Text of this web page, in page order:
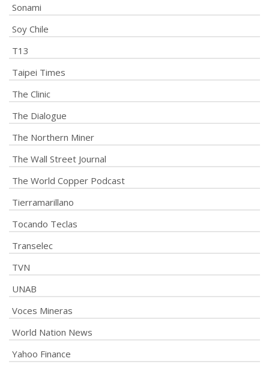
Sonami
Soy Chile
T13
Taipei Times
The Clinic
The Dialogue
The Northern Miner
The Wall Street Journal
The World Copper Podcast
Tierramarillano
Tocando Teclas
Transelec
TVN
UNAB
Voces Mineras
World Nation News
Yahoo Finance